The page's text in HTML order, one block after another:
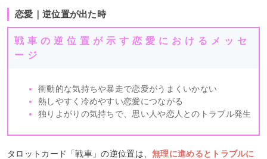
恋愛｜逆位置が出た時
戦車の逆位置が示す恋愛におけるメッセ
ージ
衝動的な気持ちや暴走で恋愛がうまくいかない
熱しやすく冷めやすい恋愛につながる
独りよがりの気持ちで、思い人や恋人とのトラブル発生
タロットカード「戦車」の逆位置は、無理に進めるとトラブルに